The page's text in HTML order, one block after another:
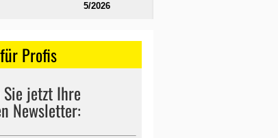
5/2026
Profis
jetzt Ihre
Newsletter: